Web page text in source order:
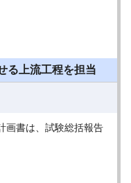
る上流工程を担当
画書は、試験総括報告